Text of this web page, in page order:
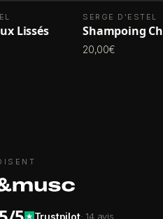
Lissés
SERGE D'ESTEL
Shampoing
20,00€
★ Trustpilot· 14 avis